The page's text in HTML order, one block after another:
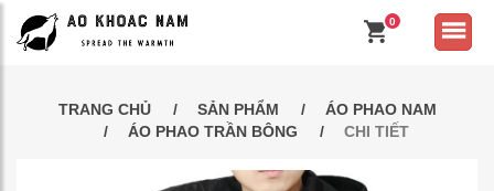
0
TRANG CHỦ SẢN PHẨM
ÁO PHAO NAM
ÁO PHAO TRẦN BÔNG
CHI TIẾT